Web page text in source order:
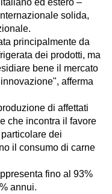
solida,
principalmente da
dei prodotti, ma
bene il mercato
afferma
di affettati
che incontra il favore
dei
il consumo di carne
fino al 93%
annui.